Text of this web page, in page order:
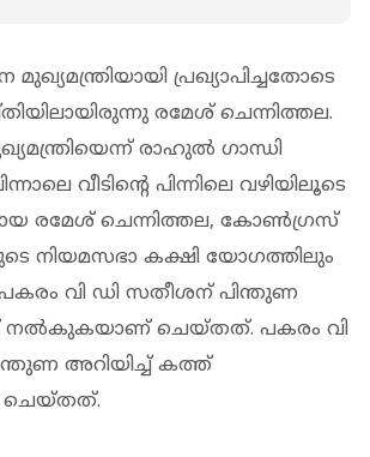
പ്രഖ്യാപിച്ചതോടെ
രമേശ് ചെന്നിത്തല.
രാഹുൽ ഗാന്ധി
വീടിന്റെ പിന്നിലെ വഴിയിലൂടെ
രമേശ് ചെന്നിത്തല, കോണ്‍ഗ്രസ്
നിയമസഭാ കക്ഷി യോഗത്തിലും
പകരം വി ഡി സതീശന് പിന്തുണ
നല്‍കുകയാണ് ചെയ്തത്. പകരം വി
അറിയിച്ച് കത്ത്